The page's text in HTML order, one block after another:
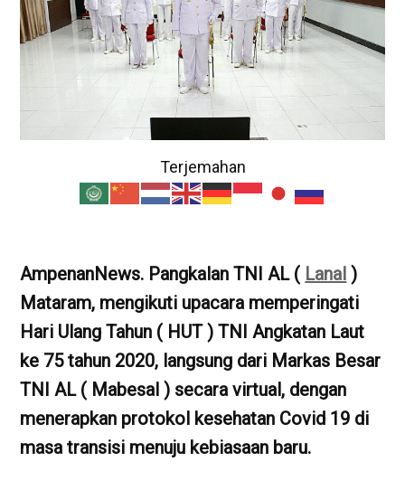
Terjemahan
AmpenanNews. Pangkalan TNI AL ( Lanal )
Mataram, mengikuti upacara memperingati
Hari Ulang Tahun ( HUT ) TNI Angkatan Laut
ke 75 tahun 2020, langsung dari Markas Besar
TNI AL ( Mabesal ) secara virtual, dengan
menerapkan protokol kesehatan Covid 19 di
masa transisi menuju kebiasaan baru.